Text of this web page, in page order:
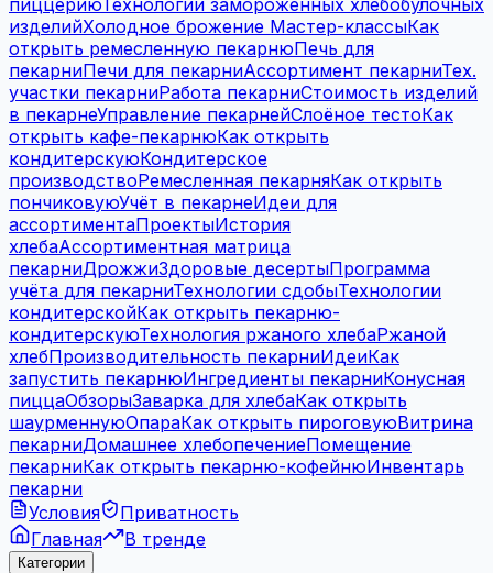
пиццериюТехнологии замороженных хлебобулочных
изделийХолодное брожение Мастер-классыКак
открыть ремесленную пекарнюПечь для
пекарниПечи для пекарниАссортимент пекарниТех.
участки пекарниРабота пекарниСтоимость изделий
в пекарнеУправление пекарнейСлоёное тестоКак
открыть кафе-пекарнюКак открыть
кондитерскуюКондитерское
производствоРемесленная пекарняКак открыть
пончиковуюУчёт в пекарнеИдеи для
ассортиментаПроектыИстория
хлебаАссортиментная матрица
пекарниДрожжиЗдоровые десертыПрограмма
учёта для пекарниТехнологии сдобыТехнологии
кондитерскойКак открыть пекарню-
кондитерскуюТехнология ржаного хлебаРжаной
хлебПроизводительность пекарниИдеиКак
запустить пекарнюИнгредиенты пекарниКонусная
пиццаОбзорыЗаварка для хлебаКак открыть
шаурменнуюОпараКак открыть пироговуюВитрина
пекарниДомашнее хлебопечениеПомещение
пекарниКак открыть пекарню-кофейнюИнвентарь
пекарни
Условия
Приватность
Главная
В тренде
Категории